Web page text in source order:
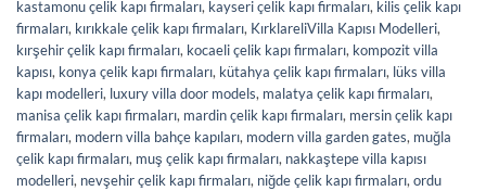
kastamonu çelik kapı firmaları, kayseri çelik kapı firmaları, kilis çelik kapı
firmaları, kırıkkale çelik kapı firmaları, KırklareliVilla Kapısı Modelleri,
kırşehir çelik kapı firmaları, kocaeli çelik kapı firmaları, kompozit villa
kapısı, konya çelik kapı firmaları, kütahya çelik kapı firmaları, lüks villa
kapı modelleri, luxury villa door models, malatya çelik kapı firmaları,
manisa çelik kapı firmaları, mardin çelik kapı firmaları, mersin çelik kapı
firmaları, modern villa bahçe kapıları, modern villa garden gates, muğla
çelik kapı firmaları, muş çelik kapı firmaları, nakkaştepe villa kapısı
modelleri, nevşehir çelik kapı firmaları, niğde çelik kapı firmaları, ordu